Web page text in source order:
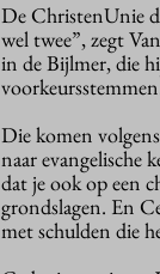
De ChristenUnie
wel twee”, zegt
in de Bijlmer, die
Die komen
naar evangelische
dat je ook op een
grondslagen. En
met schulden die